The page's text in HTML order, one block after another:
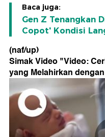
Baca juga:
Gen Z Tenangkan
Copot' Kondisi
(naf/up)
Simak Video "Video:
yang Melahirkan